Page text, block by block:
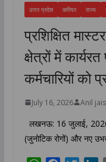
उत्तर प्रदेश करियर राज्य
प्रशिक्षित
क्षेत्रों में
कर्मचारियों को
July 16, 2026 Anil
लखनऊ: 16 जुलाई, 2026
(जुनोटिक रोगों) और नए